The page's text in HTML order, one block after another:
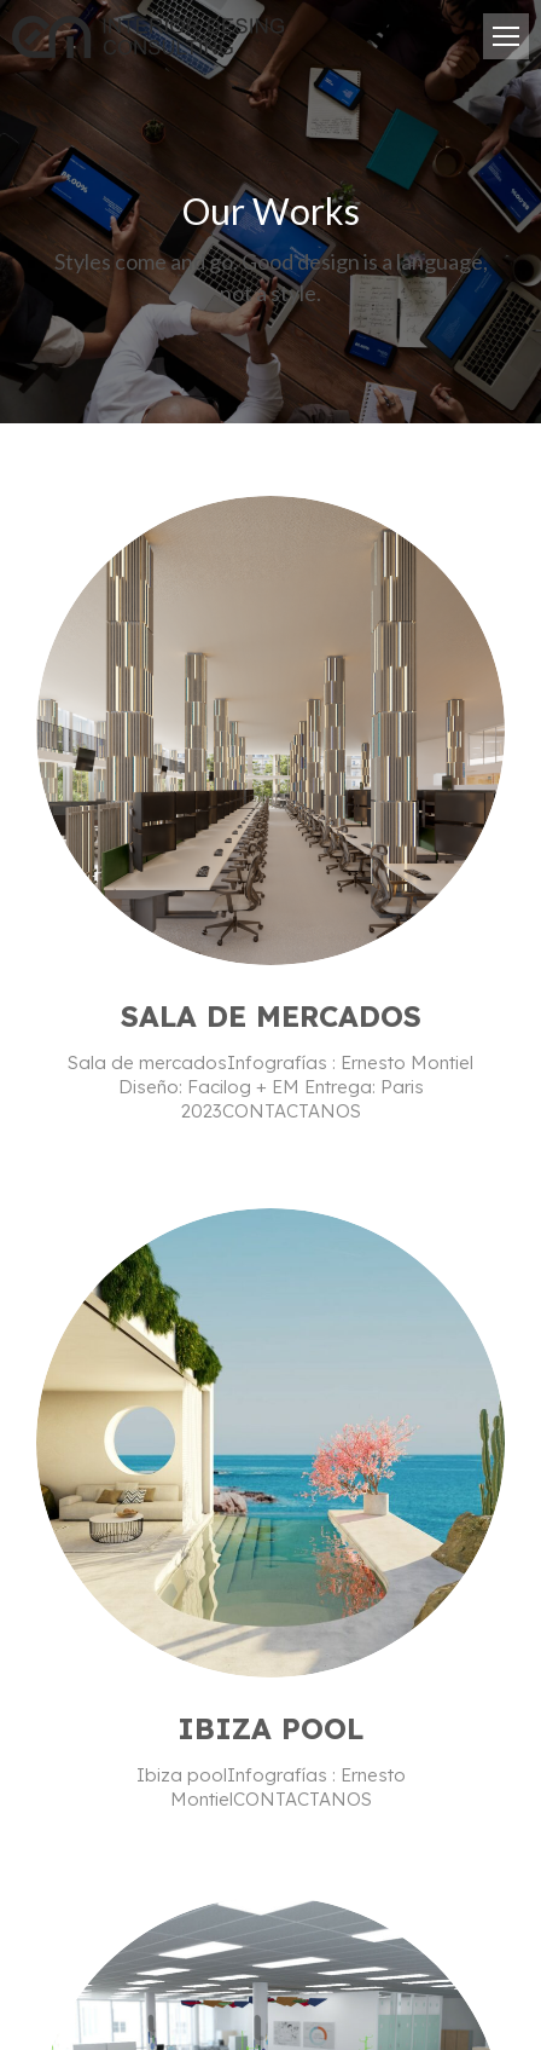
Our Works
Styles come and go. Good design is a language,
not a style.
SALA DE MERCADOS
Sala de mercadosInfografías : Ernesto Montiel
Diseño: Facilog + EM Entrega: Paris
2023CONTACTANOS
IBIZA POOL
Ibiza poolInfografías : Ernesto
MontielCONTACTANOS